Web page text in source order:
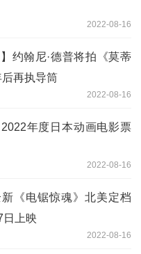
2022-08-16
】约翰尼·德普将拍《莫蒂
再执导筒
2022-08-16
年度日本动画电影票
2022-08-16
《电锯惊魂》北美定档
日上映
2022-08-16